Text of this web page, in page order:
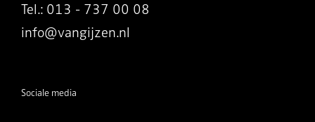
Tel.: 013 - 737 00 08
info@vangijzen.nl
Sociale media